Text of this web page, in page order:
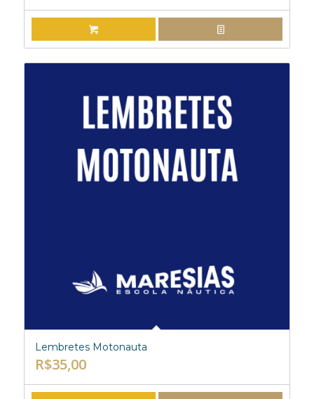
ADICIONAR AO CARRINHO EXIBIR DETALHES
Lembretes Motonauta
R$35,00